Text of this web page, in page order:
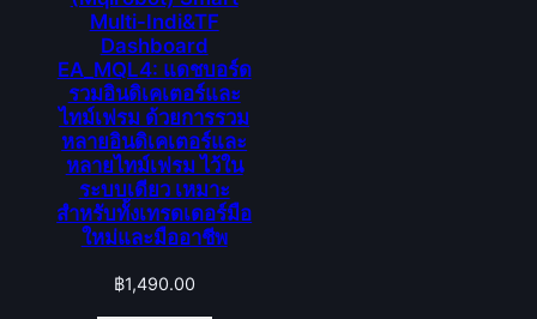
Multi-Indi&TF
Dashboard
EA_MQL4: แดชบอร์ด
รวมอินดิเคเตอร์และ
ไทม์เฟรม ด้วยการรวม
หลายอินดิเคเตอร์และ
หลายไทม์เฟรม ไว้ใน
ระบบเดียว เหมาะ
สำหรับทั้งเทรดเดอร์มือ
ใหม่และมืออาชีพ
฿1,490.00